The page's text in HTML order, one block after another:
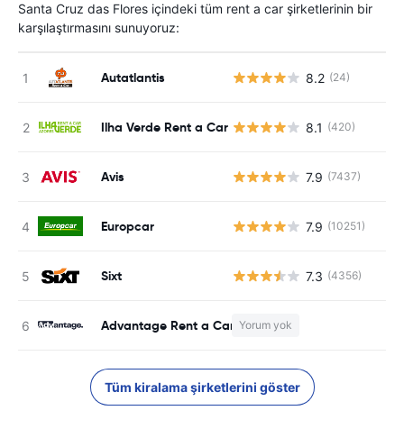
Santa Cruz das Flores içindeki tüm rent a car şirketlerinin bir
karşılaştırmasını sunuyoruz:
Autatlantis 8.2 (24)
Ilha Verde Rent a Car 8.1 (420)
Avis 7.9 (7437)
Europcar 7.9 (10251)
Sixt 7.3 (4356)
Advantage Rent a Car Yorum yok
Tüm kiralama şirketlerini göster